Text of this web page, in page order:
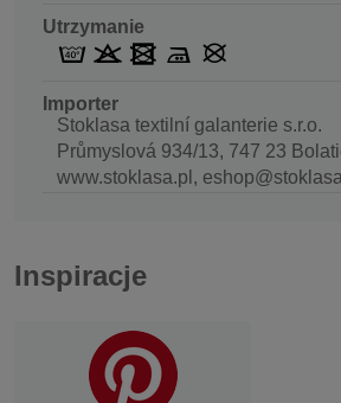
Utrzymanie
Importer
Stoklasa textilní galanterie s.r.o.
Průmyslová 934/13, 747 23
www.stoklasa.pl,
Inspiracje